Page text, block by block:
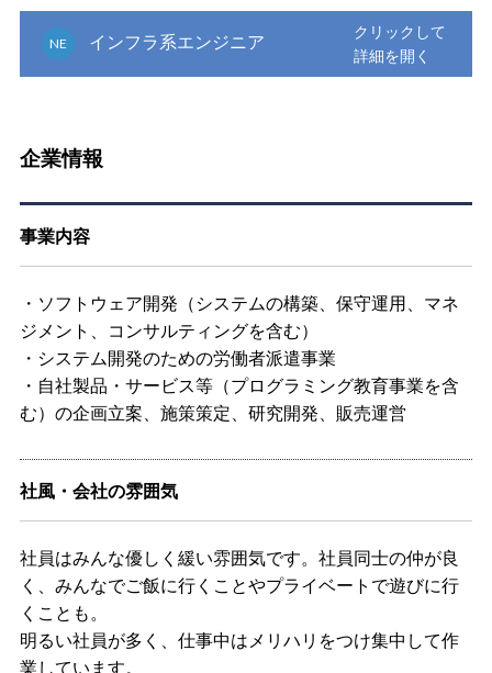
NE インフラ系エンジニア
企業情報
事業内容
・ソフトウェア開発（システムの構築、保守運用、マネ
ジメント、コンサルティングを含む）
・システム開発のための労働者派遣事業
・自社製品・サービス等（プログラミング教育事業を含
む）の企画立案、施策策定、研究開発、販売運営
社風・会社の雰囲気
社員はみんな優しく緩い雰囲気です。社員同士の仲が良
く、みんなでご飯に行くことやプライベートで遊びに行
くことも。
明るい社員が多く、仕事中はメリハリをつけ集中して作
業しています。